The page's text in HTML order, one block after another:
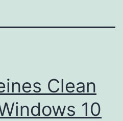
Clean
10